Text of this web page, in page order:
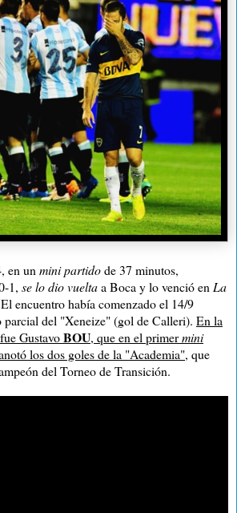
en un mini partidode 37 minutos,
1, se lo dio vueltaa Boca y lo venció en La
encuentro había comenzado el 14/9
del "Xeneize" (gol de Calleri). En la
GustavoBOU, que en el primermini
los dos goles de la "Academia", que
del Torneo de Transición.